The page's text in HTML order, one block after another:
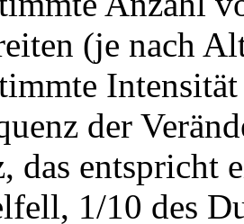
(je nach
der
das entspricht
1/10 des